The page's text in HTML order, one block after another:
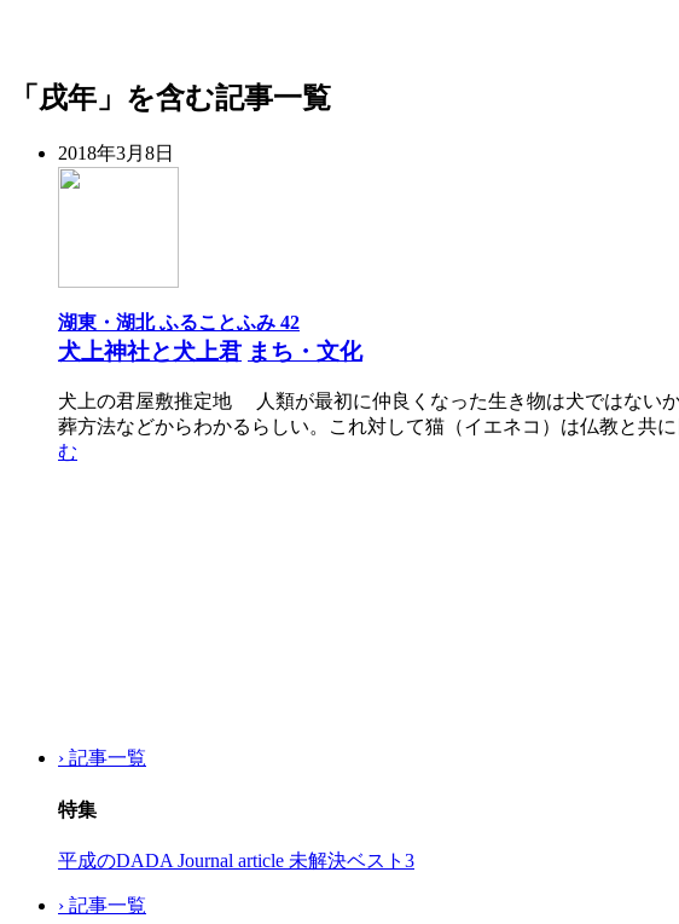
「戌年」を含む記事一覧
2018年3月8日
湖東・湖北 ふることふみ 42
犬上神社と犬上君 まち・文化
犬上の君屋敷推定地 人類が最初に仲良くなった生き物は犬ではない
葬方法などからわかるらしい。これ対して猫（イエネコ）は仏教と
む
› 記事一覧
特集
平成のDADA Journal article 未解決ベスト3
› 記事一覧